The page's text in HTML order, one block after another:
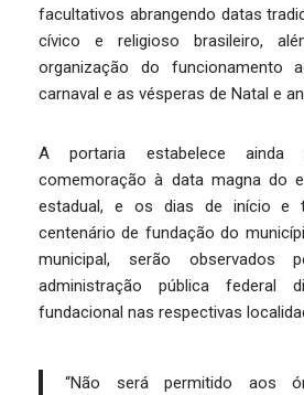
facultativos abrangendo datas
cívico e religioso brasileiro,
organização do funcionamento
carnaval e as vésperas de Natal e
A portaria estabelece ainda
comemoração à data magna do
estadual, e os dias de início e
centenário de fundação do
municipal, serão observados
administração pública federal
fundacional nas respectivas
“Não será permitido aos